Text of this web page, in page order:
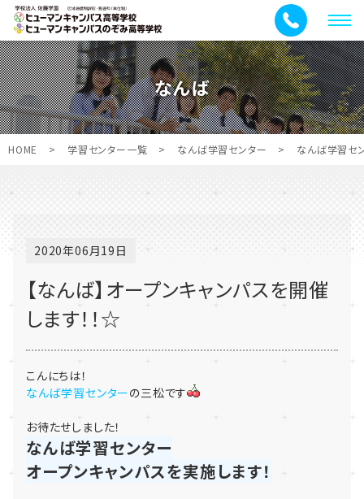
メ
ニ
ュ
ー
なんば
HOME > 学習センター一覧 > なんば学習センター > なんば学習セ
2020年06月19日
【なんば】オープンキャンパスを開催
します！！☆
こんにちは！
なんば学習センターの三松です
お待たせしました！
なんば学習センター
オープンキャンパスを実施します！